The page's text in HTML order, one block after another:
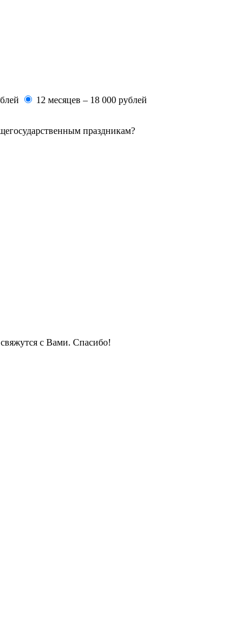
12 месяцев – 18 000 рублей
праздникам?
с Вами. Спасибо!